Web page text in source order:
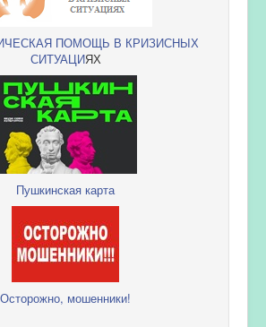
ПОМОЩЬ В КРИЗИСНЫХ
СИТУАЦИЯХ
Пушкинская карта
Осторожно, мошенники!